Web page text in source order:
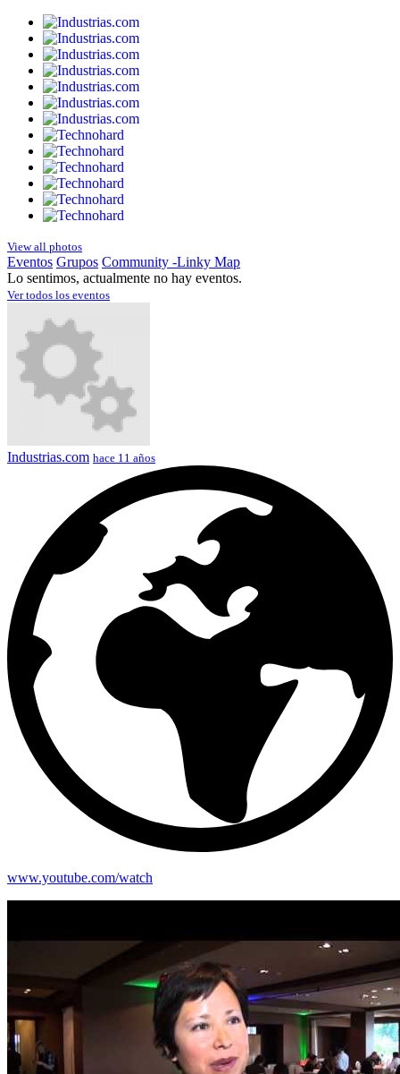
View all photos
Eventos Grupos Community -Linky Map
Lo sentimos, actualmente no hay eventos.
Ver todos los eventos
Industrias.com hace 11 años
www.youtube.com/watch